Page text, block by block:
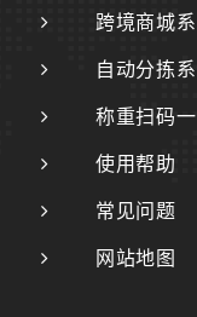
跨境商城
自动分拣
称重扫码
使用帮助
常见问题
网站地图